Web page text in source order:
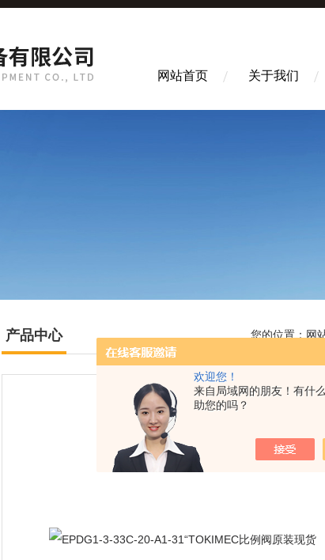
欢迎您！
来自局域网的朋友！有什
助您的吗？
网站首页 关于我们
产品中心 您的位置： 网